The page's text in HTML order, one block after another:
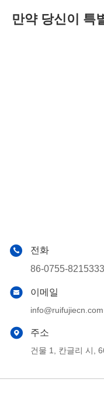
만약 당신이 특
전화
86-0755-
이메일
info@ruifujiecn.com
주소
건물 1, 칸글리 시,